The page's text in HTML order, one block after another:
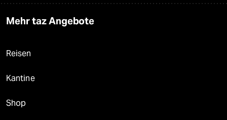
Mehr taz Angebote
Reisen
Kantine
Shop